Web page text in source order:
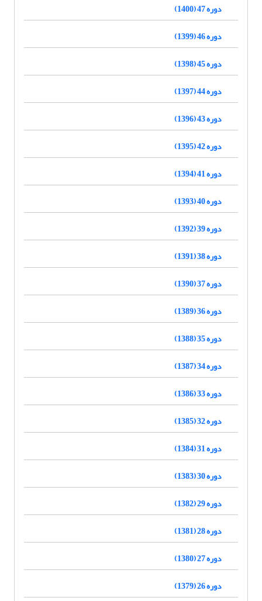
دوره 47 (1400)
دوره 46 (1399)
دوره 45 (1398)
دوره 44 (1397)
دوره 43 (1396)
دوره 42 (1395)
دوره 41 (1394)
دوره 40 (1393)
دوره 39 (1392)
دوره 38 (1391)
دوره 37 (1390)
دوره 36 (1389)
دوره 35 (1388)
دوره 34 (1387)
دوره 33 (1386)
دوره 32 (1385)
دوره 31 (1384)
دوره 30 (1383)
دوره 29 (1382)
دوره 28 (1381)
دوره 27 (1380)
دوره 26 (1379)